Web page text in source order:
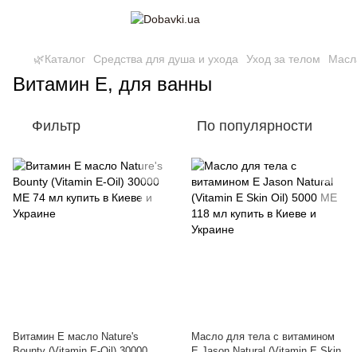
🌿Каталог Средства для душа и ухода Уход за телом
Витамин E, для ванны
Фильтр По популярности
Витамин E масло Nature's
Масло для тела с витамином